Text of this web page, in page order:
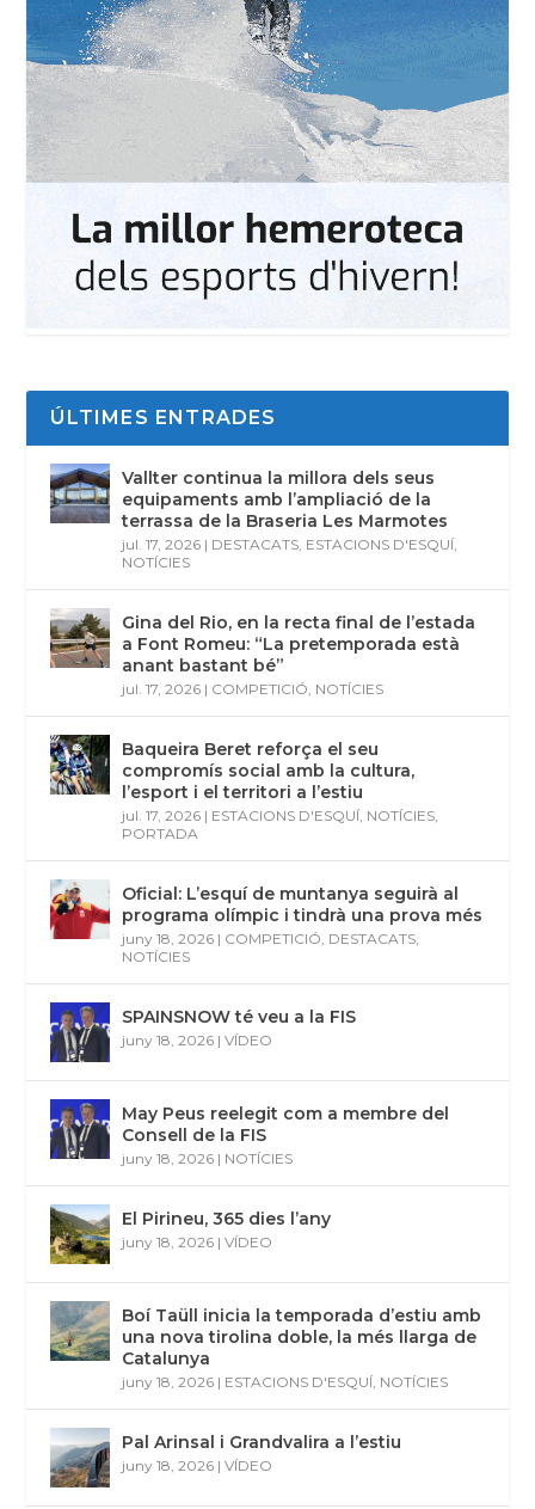
ÚLTIMES ENTRADES
Vallter continua la millora dels seus
equipaments amb l’ampliació de la
terrassa de la Braseria Les Marmotes
jul. 17, 2026 | DESTACATS ESTACIONS D'ESQUÍ
NOTÍCIES
Gina del Rio, en la recta final de l’estada
a Font Romeu: “La pretemporada està
anant bastant bé”
jul. 17, 2026 | COMPETICIÓ NOTÍCIES
Baqueira Beret reforça el seu
compromís social amb la cultura,
l’esport i el territori a l’estiu
jul. 17, 2026 | ESTACIONS D'ESQUÍ NOTÍCIES
PORTADA
Oficial: L’esquí de muntanya seguirà al
programa olímpic i tindrà una prova més
juny 18, 2026 | COMPETICIÓ DESTACATS
NOTÍCIES
SPAINSNOW té veu a la FIS
juny 18, 2026 |VÍDEO
May Peus reelegit com a membre del
Consell de la FIS
juny 18, 2026 | NOTÍCIES
El Pirineu, 365 dies l’any
juny 18, 2026 |VÍDEO
Boí Taüll inicia la temporada d’estiu amb
una nova tirolina doble, la més llarga de
Catalunya
juny 18, 2026 | ESTACIONS D'ESQUÍ NOTÍCIES
Pal Arinsal i Grandvalira a l’estiu
juny 18, 2026 |VÍDEO